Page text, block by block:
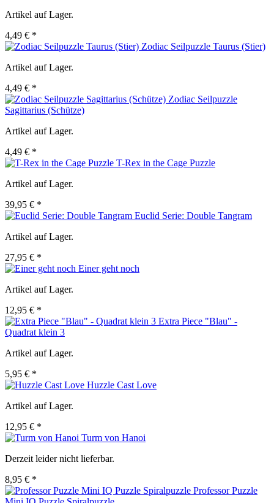
Artikel auf Lager.
4,49 € *
Zodiac Seilpuzzle Taurus (Stier)
Artikel auf Lager.
4,49 € *
Zodiac Seilpuzzle
Sagittarius (Schütze)
Artikel auf Lager.
4,49 € *
T-Rex in the Cage Puzzle
Artikel auf Lager.
39,95 € *
Euclid Serie: Double Tangram
Artikel auf Lager.
27,95 € *
Einer geht noch
Artikel auf Lager.
12,95 € *
Extra Piece "Blau" -
Quadrat klein 3
Artikel auf Lager.
5,95 € *
Huzzle Cast Love
Artikel auf Lager.
12,95 € *
Turm von Hanoi
Derzeit leider nicht lieferbar.
8,95 € *
Professor Puzzle